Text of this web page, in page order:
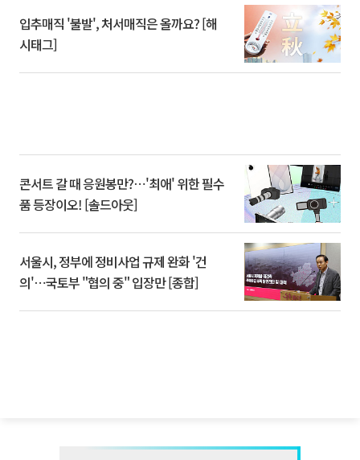
입추매직 '불발', 처서매직은 올까요? [해
시태그]
콘서트 갈 때 응원봉만?⋯'최애' 위한 필수
품 등장이오! [솔드아웃]
서울시, 정부에 정비사업 규제 완화 '건
의'⋯국토부 "협의 중" 입장만 [종합]